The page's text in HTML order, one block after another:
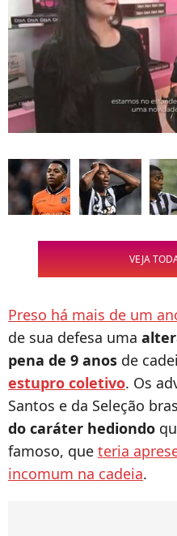
VEJA
Preso há mais de um
de sua defesa uma
pena de 9 anos de
estupro coletivo. Os
Santos e da Seleção
do caráter hediondo
famoso, que teria
incomum na cadeia.